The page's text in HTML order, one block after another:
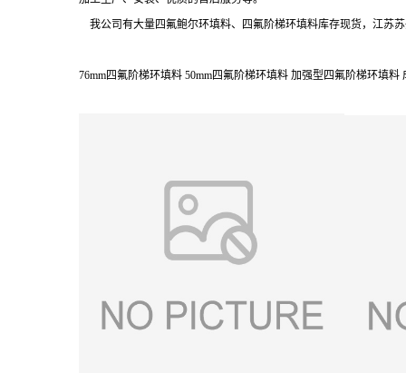
我公司有大量四氟鲍尔环填料、四氟阶梯环填料库存现货，江苏
76mm四氟阶梯环填料 50mm四氟阶梯环填料 加强型四氟阶梯环填料